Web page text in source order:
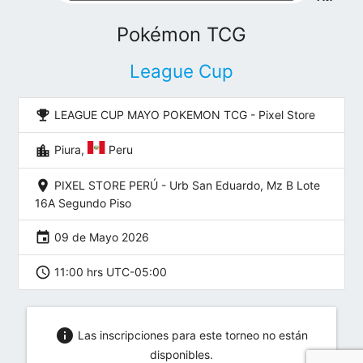
Pokémon TCG
League Cup
emoji_events LEAGUE CUP MAYO POKEMON TCG - Pixel Store
location_city Piura, Peru
location_on PIXEL STORE PERÚ - Urb San Eduardo, Mz B Lote
16A Segundo Piso
event 09 de Mayo 2026
schedule 11:00 hrs UTC-05:00
info Las inscripciones para este torneo no están
disponibles.